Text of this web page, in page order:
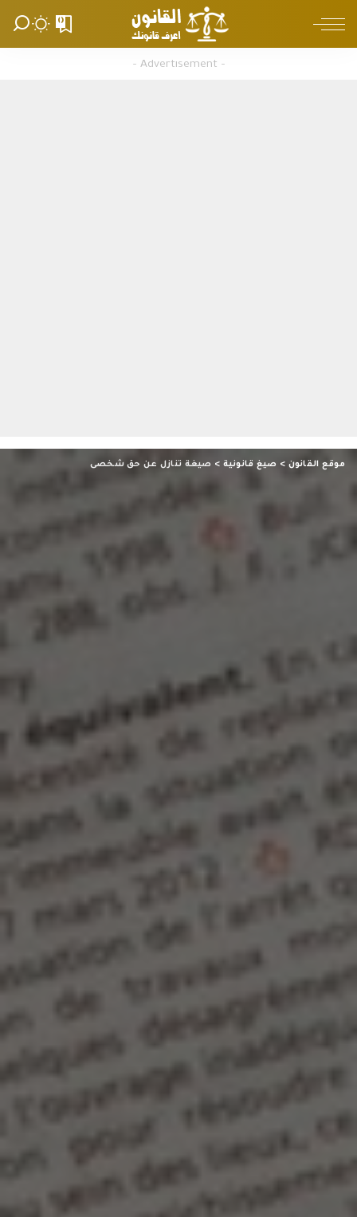
0
– Advertisement –
موقع القانون > صيغ قانونية > صيغة تنازل عن حق شخصى